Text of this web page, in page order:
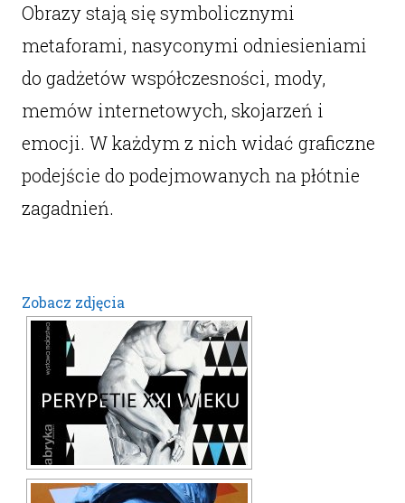
Obrazy stają się symbolicznymi
metaforami, nasyconymi odniesieniami
do gadżetów współczesności, mody,
memów internetowych, skojarzeń i
emocji. W każdym z nich widać graficzne
podejście do podejmowanych na płótnie
zagadnień.
Zobacz zdjęcia